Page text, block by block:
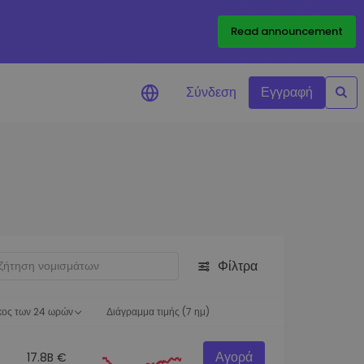
Read announcement
Σύνδεση Εγγραφή
Φίλτρα
των 24 ωρών Διάγραμμα τιμής (7 ημ)
17.8B € Αγορά